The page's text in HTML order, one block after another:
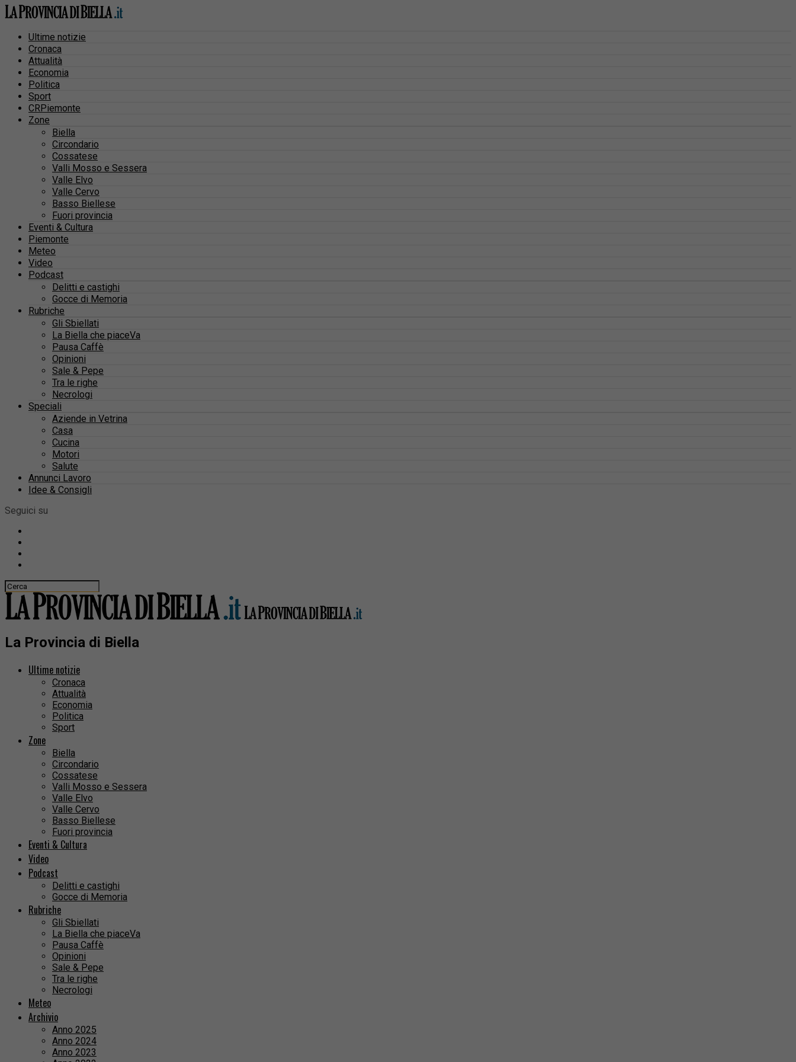
Ultime notizie
Cronaca
Attualità
Economia
Politica
Sport
CRPiemonte
Zone
Biella
Circondario
Cossatese
Valli Mosso e Sessera
Valle Elvo
Valle Cervo
Basso Biellese
Fuori provincia
Eventi & Cultura
Piemonte
Meteo
Video
Podcast
Delitti e castighi
Gocce di Memoria
Rubriche
Gli Sbiellati
La Biella che piaceVa
Pausa Caffè
Opinioni
Sale & Pepe
Tra le righe
Necrologi
Speciali
Aziende in Vetrina
Casa
Cucina
Motori
Salute
Annunci Lavoro
Idee & Consigli
Seguici su
La Provincia di Biella
Ultime notizie
Cronaca
Attualità
Economia
Politica
Sport
Zone
Biella
Circondario
Cossatese
Valli Mosso e Sessera
Valle Elvo
Valle Cervo
Basso Biellese
Fuori provincia
Eventi & Cultura
Video
Podcast
Delitti e castighi
Gocce di Memoria
Rubriche
Gli Sbiellati
La Biella che piaceVa
Pausa Caffè
Opinioni
Sale & Pepe
Tra le righe
Necrologi
Meteo
Archivio
Anno 2025
Anno 2024
Anno 2023